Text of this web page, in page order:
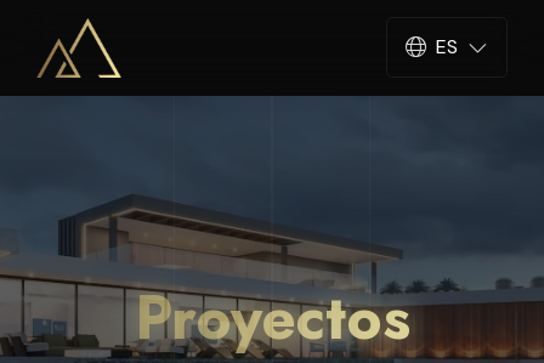
ES
Proyectos